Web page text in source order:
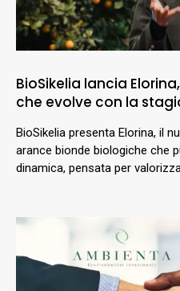
BioSikelia lancia
che evolve con la
BioSikelia presenta Elorina, il
arance bionde biologiche che
dinamica, pensata per